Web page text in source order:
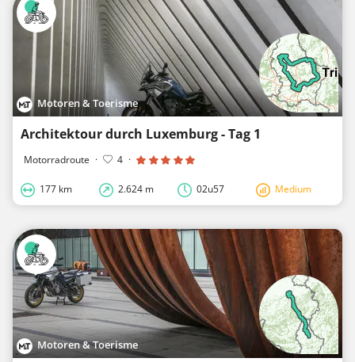
Motoren & Toerisme
Architektour durch Luxemburg - Tag 1
Motorradroute · 4 ·
177 km 2.624 m 02u57 Medium
Motoren & Toerisme